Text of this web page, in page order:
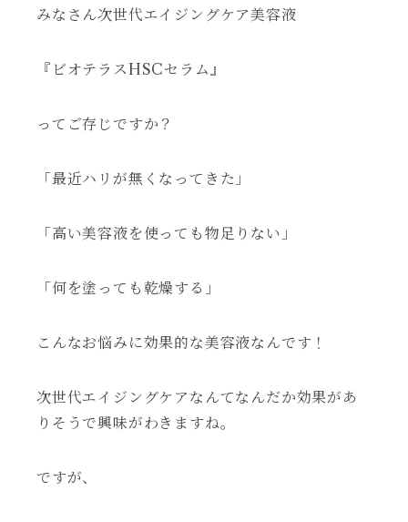
みなさん次世代エイジングケア美容液
『ビオテラスHSCセラム』
ってご存じですか？
「最近ハリが無くなってきた」
「高い美容液を使っても物足りない」
「何を塗っても乾燥する」
こんなお悩みに効果的な美容液なんです！
次世代エイジングケアなんてなんだか効果があ
りそうで興味がわきますね。
ですが、